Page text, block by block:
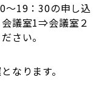
19：30の申し込
議室1⇒会議室２
さい。
なります。